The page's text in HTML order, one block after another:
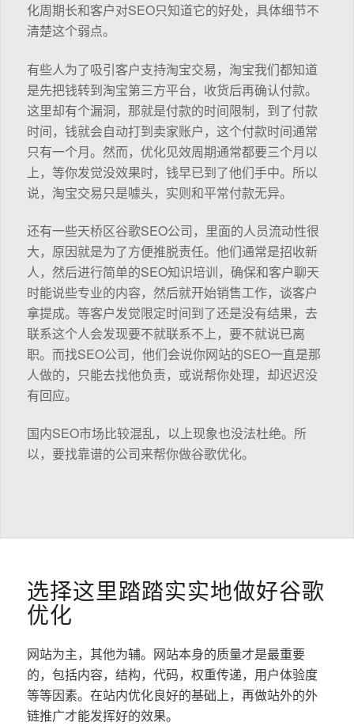
化周期长和客户对SEO只知道它的好处，具体细节不
清楚这个弱点。
有些人为了吸引客户支持淘宝交易，淘宝我们都知道
是先把钱转到淘宝第三方平台，收货后再确认付款。
这里却有个漏洞，那就是付款的时间限制，到了付款
时间，钱就会自动打到卖家账户，这个付款时间通常
只有一个月。然而，优化见效周期通常都要三个月以
上，等你发觉没效果时，钱早已到了他们手中。所以
说，淘宝交易只是噱头，实则和平常付款无异。
还有一些天桥区谷歌SEO公司，里面的人员流动性很
大，原因就是为了方便推脱责任。他们通常是招收新
人，然后进行简单的SEO知识培训，确保和客户聊天
时能说些专业的内容，然后就开始销售工作，谈客户
拿提成。等客户发觉限定时间到了还是没有结果，去
联系这个人会发现要不就联系不上，要不就说已离
职。而找SEO公司，他们会说你网站的SEO一直是那
人做的，只能去找他负责，或说帮你处理，却迟迟没
有回应。
国内SEO市场比较混乱，以上现象也没法杜绝。所
以，要找靠谱的公司来帮你做谷歌优化。
选择这里踏踏实实地做好谷歌
优化
网站为主，其他为辅。网站本身的质量才是最重要
的，包括内容，结构，代码，权重传递，用户体验度
等等因素。在站内优化良好的基础上，再做站外的外
链推广才能发挥好的效果。